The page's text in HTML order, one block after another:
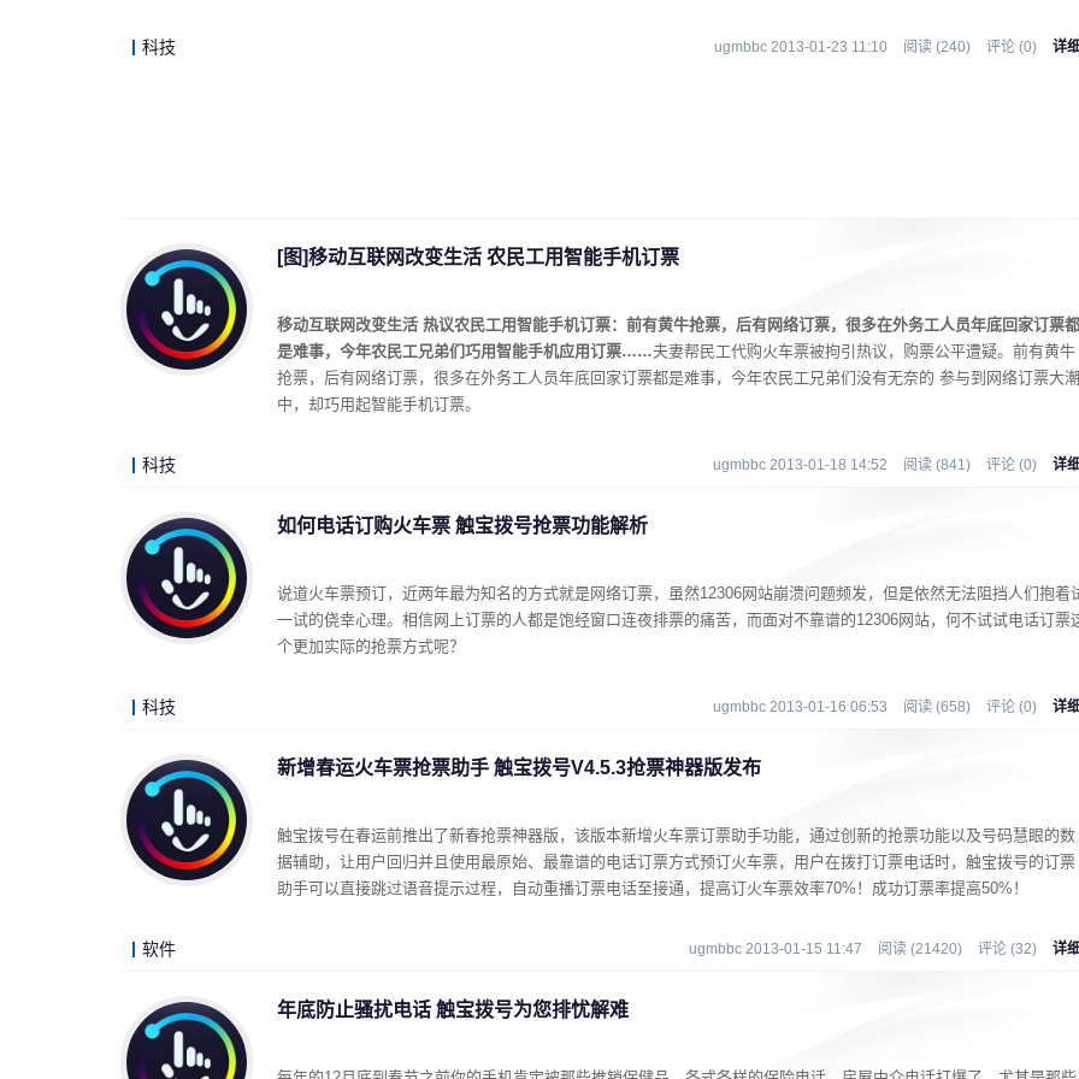
科技 ugmbbc 2013-01-23 11:10 阅读 (240) 评论 (0) 详
[图]移动互联网改变生活 农民工用智能手机订票
移动互联网改变生活 热议农民工用智能手机订票：前有黄牛抢票，后有网络订票，很多在外务工人员年底回家订票都
是难事，今年农民工兄弟们巧用智能手机应用订票……夫妻帮民工代购火车票被拘引热议，购票公平遭疑。前有黄牛
抢票，后有网络订票，很多在外务工人员年底回家订票都是难事，今年农民工兄弟们没有无奈的 参与到网络订票大潮
中，却巧用起智能手机订票。
科技 ugmbbc 2013-01-18 14:52 阅读 (841) 评论 (0) 详
如何电话订购火车票 触宝拨号抢票功能解析
说道火车票预订，近两年最为知名的方式就是网络订票，虽然12306网站崩溃问题频发，但是依然无法阻挡人们抱着
一试的侥幸心理。相信网上订票的人都是饱经窗口连夜排票的痛苦，而面对不靠谱的12306网站，何不试试电话订票
个更加实际的抢票方式呢？
科技 ugmbbc 2013-01-16 06:53 阅读 (658) 评论 (0) 详
新增春运火车票抢票助手 触宝拨号V4.5.3抢票神器版发布
触宝拨号在春运前推出了新春抢票神器版，该版本新增火车票订票助手功能，通过创新的抢票功能以及号码慧眼的数
据辅助，让用户回归并且使用最原始、最靠谱的电话订票方式预订火车票，用户在拨打订票电话时，触宝拨号的订票
助手可以直接跳过语音提示过程，自动重播订票电话至接通，提高订火车票效率70%！成功订票率提高50%！
软件 ugmbbc 2013-01-15 11:47 阅读 (21420) 评论 (32) 详
年底防止骚扰电话 触宝拨号为您排忧解难